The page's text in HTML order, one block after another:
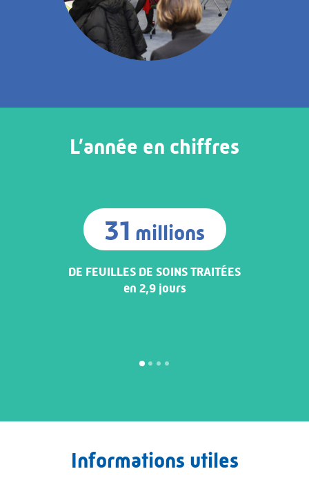
L’année en chiffres
31 millions
DE FEUILLES DE SOINS TRAITÉES
en 2,9 jours
Informations utiles